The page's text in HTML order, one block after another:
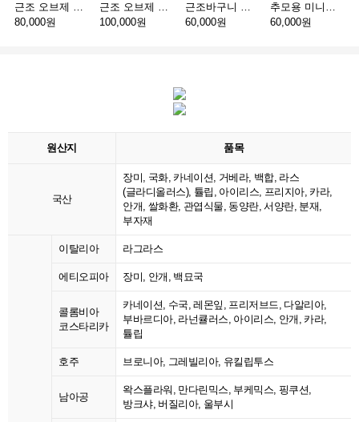
근조 오브제 1단 B
80,000원
근조 오브제 2단 B
100,000원
근조바구니 일반
60,000원
추모용 미니화환 A(서울)
60,000원
원산지 품목
국산
장미, 국화, 카네이션, 거베라, 백합, 라스
(글라디올러스), 튤립, 아이리스, 프리지아, 카라,
안개, 쌀화환, 관엽식물, 동양란, 서양란, 분재,
부자재
이탈리아 라그라스
에티오피아 장미, 안개, 백묘국
콜롬비아
코스타리카
카네이션, 수국, 레몬잎, 프리저브드, 다알리아,
부바르디아, 라넌큘러스, 아이리스, 안개, 카라,
튤립
호주 브로니아, 그레빌리아, 유킬립투스
남아공
왁스플라워, 만다린믹스, 부케믹스, 핑쿠션,
방크샤, 버질리아, 울부시